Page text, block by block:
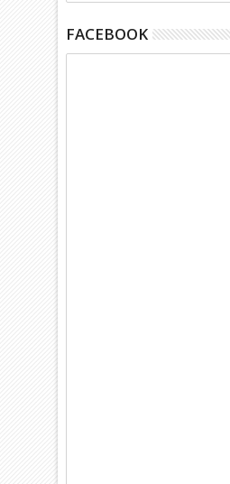
FACEBOOK